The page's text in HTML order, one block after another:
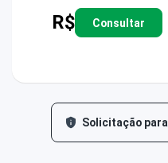
R$ Consultar
Solicitação